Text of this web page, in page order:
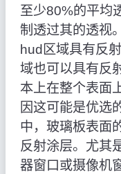
至少80%的平均
制透过其的透视
hud区域具有反
域也可以具有反
本上在整个表面
因这可能是优选
中，玻璃板表面
反射涂层。尤其
器窗口或摄像机